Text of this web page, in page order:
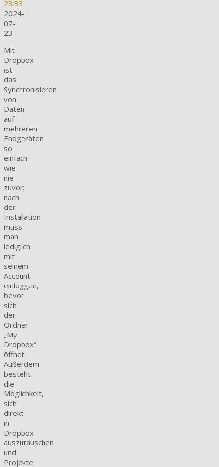
23:33
2024-
07-
23
Mit
Dropbox
ist
das
Synchronisieren
von
Daten
auf
mehreren
Endgeräten
so
einfach
wie
nie
zuvor:
nach
der
Installation
muss
man
lediglich
mit
seinem
Account
einloggen,
bevor
sich
der
Ordner
„My
Dropbox“
öffnet.
Außerdem
besteht
die
Möglichkeit,
sich
direkt
in
Dropbox
auszutauschen
und
Projekte